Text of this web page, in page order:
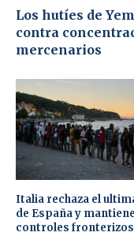
Los hutíes de
contra
mercenarios
Italia rechaza el
de España y
controles fronterizos